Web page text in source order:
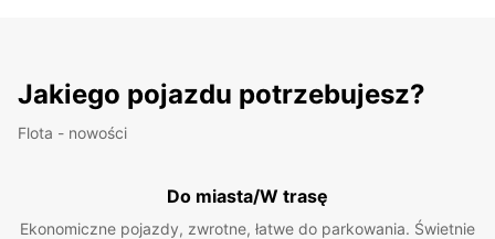
Jakiego pojazdu potrzebujesz?
Flota - nowości
Do miasta/W trasę
Ekonomiczne pojazdy, zwrotne, łatwe do parkowania. Świetnie